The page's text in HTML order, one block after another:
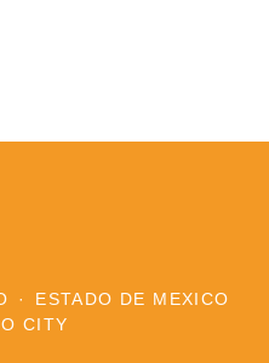
·
ESTADO DE MEXICO
CITY